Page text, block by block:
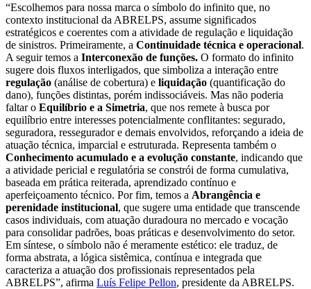
“Escolhemos para nossa marca o símbolo do infinito que, no
contexto institucional da ABRELPS, assume significados
estratégicos e coerentes com a atividade de regulação e liquidação
de sinistros. Primeiramente, a Continuidade técnica e operacional.
A seguir temos a Interconexão de funções. O formato do infinito
sugere dois fluxos interligados, que simboliza a interação entre
regulação (análise de cobertura) e liquidação (quantificação do
dano), funções distintas, porém indissociáveis. Mas não poderia
faltar o Equilíbrio e a Simetria, que nos remete à busca por
equilíbrio entre interesses potencialmente conflitantes: segurado,
seguradora, ressegurador e demais envolvidos, reforçando a ideia de
atuação técnica, imparcial e estruturada. Representa também o
Conhecimento acumulado e a evolução constante, indicando que
a atividade pericial e regulatória se constrói de forma cumulativa,
baseada em prática reiterada, aprendizado contínuo e
aperfeiçoamento técnico. Por fim, temos a Abrangência e
perenidade institucional, que sugere uma entidade que transcende
casos individuais, com atuação duradoura no mercado e vocação
para consolidar padrões, boas práticas e desenvolvimento do setor.
Em síntese, o símbolo não é meramente estético: ele traduz, de
forma abstrata, a lógica sistêmica, contínua e integrada que
caracteriza a atuação dos profissionais representados pela
ABRELPS”, afirma Luís Felipe Pellon, presidente da ABRELPS.